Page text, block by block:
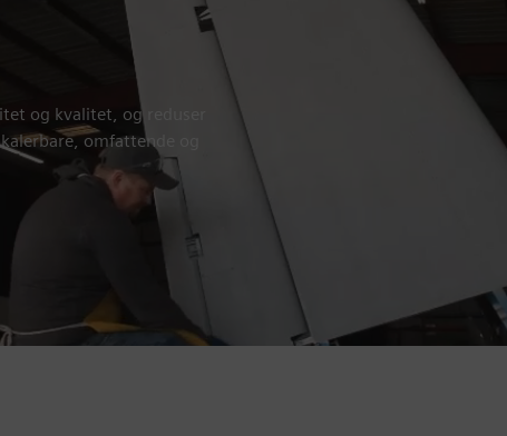
og kvalitet, og reduser
omfattende og